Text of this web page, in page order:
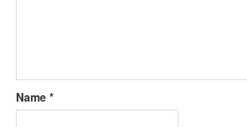
Name *